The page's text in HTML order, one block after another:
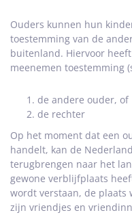
Ouders kunnen hun
toestemming van de
buitenland. Hiervoor
meenemen toestemming
de andere ouder, of
de rechter
Op het moment dat een
handelt, kan de
terugbrengen naar het
gewone verblijfplaats
wordt verstaan, de plaats
zijn vriendjes en